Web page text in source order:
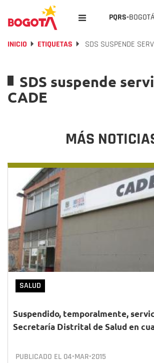
PQRS-
INICIO ETIQUETAS SDS SUSPENDE
SDS suspende
CADE
MÁS
SALUD
Suspendido, temporalmente,
Secretaría Distrital de Salud en
PUBLICADO EL 04•MAR•2015